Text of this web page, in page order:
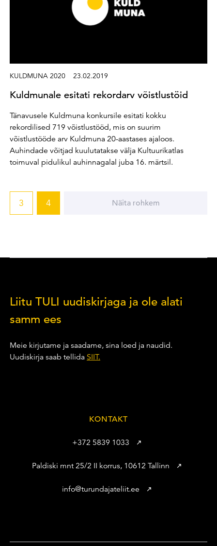
KULDMUNA 2020 23.02.2019
Kuldmunale esitati rekordarv võistlustöid
Tänavusele Kuldmuna konkursile esitati kokku
rekordilised 719 võistlustööd, mis on suurim
võistlustööde arv Kuldmuna 20-aastases ajaloos.
Auhindade võitjad kuulutatakse välja Kultuurikatlas
toimuval pidulikul auhinnagalal juba 16. märtsil.
3 4 Näita rohkem
Liitu TULI uudiskirjaga ja ole alati
samm ees
Meie kirjutame ja saadame, sina loed ja naudid.
Uudiskirja saab tellida SIIT.
KONTAKT
+372 5839 1033
Paldiski mnt 25/2 II korrus, 10612 Tallinn
info@turundajateliit.ee